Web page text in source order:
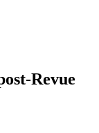
Revue